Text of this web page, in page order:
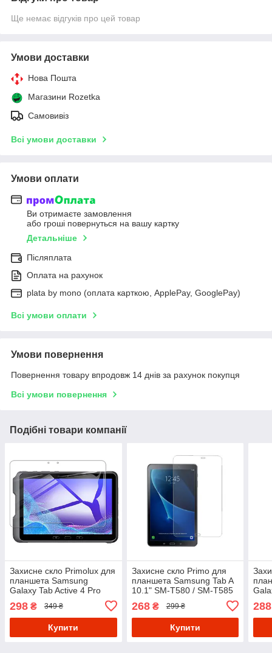
Ще немає відгуків про цей товар
Умови доставки
Нова Пошта
Магазини Rozetka
Самовивіз
Всі умови доставки
Умови оплати
Ви отримаєте замовлення
або гроші повернуться на вашу картку
Детальніше
Післяплата
Оплата на рахунок
plata by mono (оплата карткою, ApplePay, GooglePay)
Всі умови оплати
Умови повернення
Повернення товару впродовж 14 днів за рахунок покупця
Всі умови повернення
Подібні товари компанії
Захисне скло Primolux для
планшета Samsung
Galaxy Tab Active 4 Pro
298 ₴ 349 ₴
Купити
Захисне скло Primo для
планшета Samsung Tab A
10.1" SM-T580 / SM-T585
268₴ 299 ₴
Купити
288